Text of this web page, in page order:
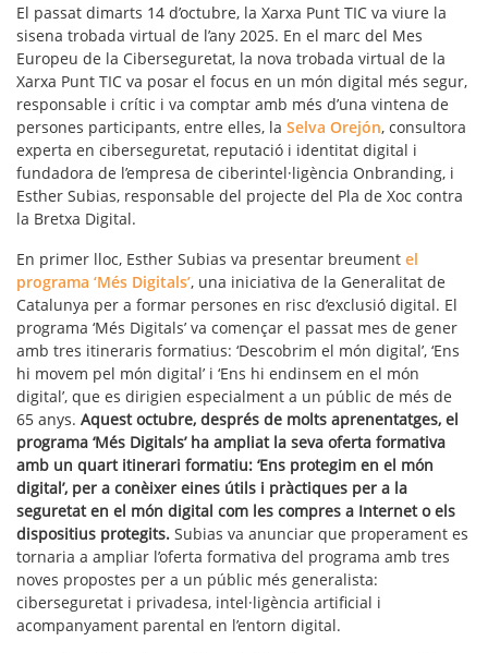
El passat dimarts 14 d’octubre, la Xarxa Punt TIC va viure la
sisena trobada virtual de l’any 2025. En el marc del Mes
Europeu de la Ciberseguretat, la nova trobada virtual de la
Xarxa Punt TIC va posar el focus en un món digital més segur,
responsable i crític i va comptar amb més d’una vintena de
persones participants, entre elles, la Selva Orejón, consultora
experta en ciberseguretat, reputació i identitat digital i
fundadora de l’empresa de ciberintel·ligència Onbranding, i
Esther Subias, responsable del projecte del Pla de Xoc contra
la Bretxa Digital.
En primer lloc, Esther Subias va presentar breument el
programa ‘Més Digitals’, una iniciativa de la Generalitat de
Catalunya per a formar persones en risc d’exclusió digital. El
programa ‘Més Digitals’ va començar el passat mes de gener
amb tres itineraris formatius: ‘Descobrim el món digital’, ‘Ens
hi movem pel món digital’ i ‘Ens hi endinsem en el món
digital’, que es dirigien especialment a un públic de més de
65 anys. Aquest octubre, després de molts aprenentatges, el
programa ‘Més Digitals’ ha ampliat la seva oferta formativa
amb un quart itinerari formatiu: ‘Ens protegim en el món
digital’, per a conèixer eines útils i pràctiques per a la
seguretat en el món digital com les compres a Internet o els
dispositius protegits. Subias va anunciar que properament es
tornaria a ampliar l’oferta formativa del programa amb tres
noves propostes per a un públic més generalista:
ciberseguretat i privadesa, intel·ligència artificial i
acompanyament parental en l’entorn digital.